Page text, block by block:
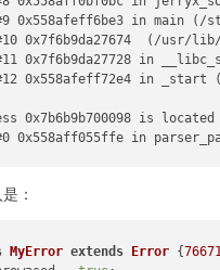
candidate =
if not
return candidate
i +=
1
= VALID_DIR / src.name
= unique_dest(dest)
try
shutil.copy2(src,
0x558afeff6be3 in main (/
0x7f6b9da27674  (/usr/
0x7f6b9da27728 in
0x558afeff72e4 in _start
0x7b6b9b700098 is
0x558aff055ffe in
33) 'flags' (line 2041)
112) 'literal'
：
MyError extends Error {